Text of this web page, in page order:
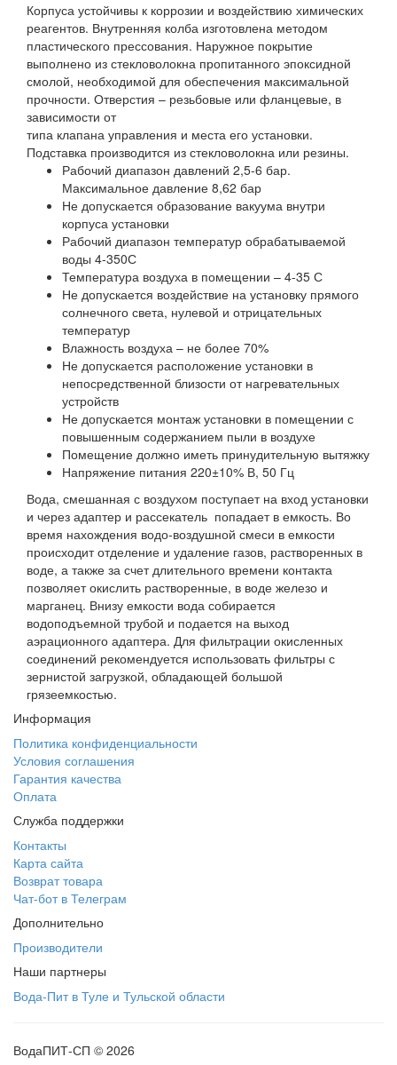
Корпуса устойчивы к коррозии и воздействию химических
реагентов. Внутренняя колба изготовлена методом
пластического прессования. Наружное покрытие
выполнено из стекловолокна пропитанного эпоксидной
смолой, необходимой для обеспечения максимальной
прочности. Отверстия – резьбовые или фланцевые, в
зависимости от
типа клапана управления и места его установки.
Подставка производится из стекловолокна или резины.
Рабочий диапазон давлений 2,5-6 бар.
Максимальное давление 8,62 бар
Не допускается образование вакуума внутри
корпуса установки
Рабочий диапазон температур обрабатываемой
воды 4-350С
Температура воздуха в помещении – 4-35 С
Не допускается воздействие на установку прямого
солнечного света, нулевой и отрицательных
температур
Влажность воздуха – не более 70%
Не допускается расположение установки в
непосредственной близости от нагревательных
устройств
Не допускается монтаж установки в помещении с
повышенным содержанием пыли в воздухе
Помещение должно иметь принудительную вытяжку
Напряжение питания 220±10% В, 50 Гц
Вода, смешанная с воздухом поступает на вход установки
и через адаптер и рассекатель попадает в емкость. Во
время нахождения водо-воздушной смеси в емкости
происходит отделение и удаление газов, растворенных в
воде, а также за счет длительного времени контакта
позволяет окислить растворенные, в воде железо и
марганец. Внизу емкости вода собирается
водоподъемной трубой и подается на выход
аэрационного адаптера. Для фильтрации окисленных
соединений рекомендуется использовать фильтры с
зернистой загрузкой, обладающей большой
грязеемкостью.
Информация
Политика конфиденциальности
Условия соглашения
Гарантия качества
Оплата
Служба поддержки
Контакты
Карта сайта
Возврат товара
Чат-бот в Телеграм
Дополнительно
Производители
Наши партнеры
Вода-Пит в Туле и Тульской области
ВодаПИТ-СП © 2026